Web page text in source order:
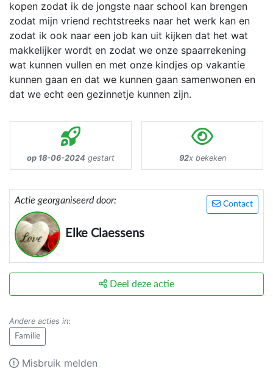
kopen zodat ik de jongste naar school kan brengen
zodat mijn vriend rechtstreeks naar het werk kan en
zodat ik ook naar een job kan uit kijken dat het wat
makkelijker wordt en zodat we onze spaarrekening
wat kunnen vullen en met onze kindjes op vakantie
kunnen gaan en dat we kunnen gaan samenwonen en
dat we echt een gezinnetje kunnen zijn.
op 18-06-2024 gestart 92x bekeken
Contact
Actie georganiseerd door:
Elke Claessens
Deel deze actie
Andere acties in:
Familie
Misbruik melden